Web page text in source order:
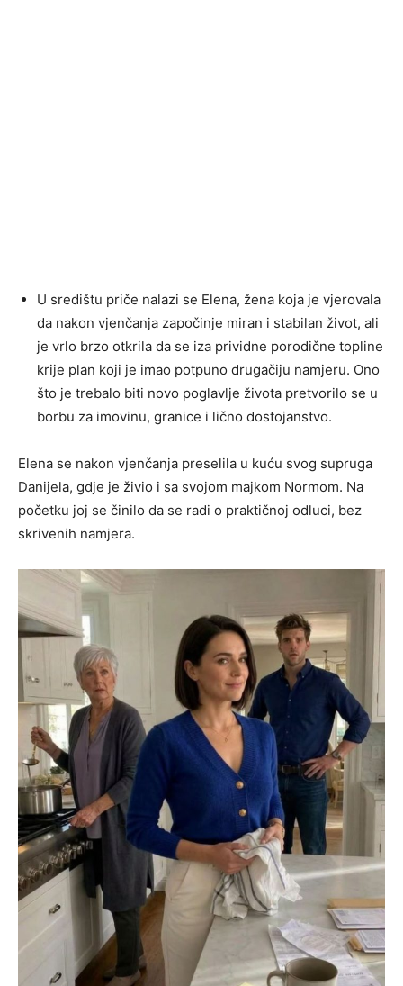
U središtu priče nalazi se Elena, žena koja je vjerovala
da nakon vjenčanja započinje miran i stabilan život, ali
je vrlo brzo otkrila da se iza prividne porodične topline
krije plan koji je imao potpuno drugačiju namjeru. Ono
što je trebalo biti novo poglavlje života pretvorilo se u
borbu za imovinu, granice i lično dostojanstvo.
Elena se nakon vjenčanja preselila u kuću svog supruga
Danijela, gdje je živio i sa svojom majkom Normom. Na
početku joj se činilo da se radi o praktičnoj odluci, bez
skrivenih namjera.